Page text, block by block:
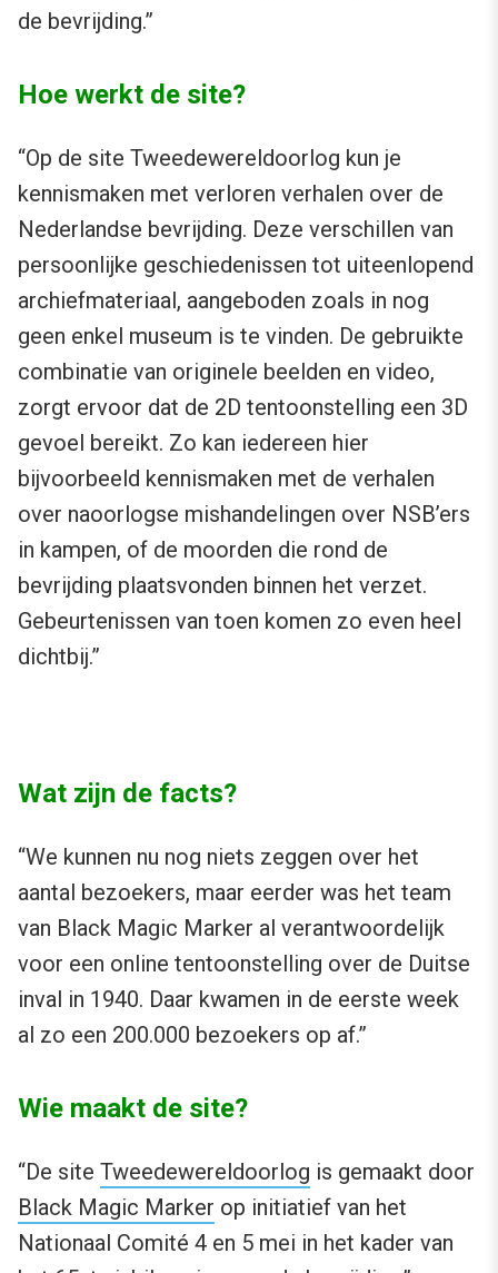
de bevrijding.”
Hoe werkt de site?
“Op de site Tweedewereldoorlog kun je
kennismaken met verloren verhalen over de
Nederlandse bevrijding. Deze verschillen van
persoonlijke geschiedenissen tot uiteenlopend
archiefmateriaal, aangeboden zoals in nog
geen enkel museum is te vinden. De gebruikte
combinatie van originele beelden en video,
zorgt ervoor dat de 2D tentoonstelling een 3D
gevoel bereikt. Zo kan iedereen hier
bijvoorbeeld kennismaken met de verhalen
over naoorlogse mishandelingen over NSB’ers
in kampen, of de moorden die rond de
bevrijding plaatsvonden binnen het verzet.
Gebeurtenissen van toen komen zo even heel
dichtbij.”
Wat zijn de facts?
“We kunnen nu nog niets zeggen over het
aantal bezoekers, maar eerder was het team
van Black Magic Marker al verantwoordelijk
voor een online tentoonstelling over de Duitse
inval in 1940. Daar kwamen in de eerste week
al zo een 200.000 bezoekers op af.”
Wie maakt de site?
“De site Tweedewereldoorlog is gemaakt door
Black Magic Marker op initiatief van het
Nationaal Comité 4 en 5 mei in het kader van